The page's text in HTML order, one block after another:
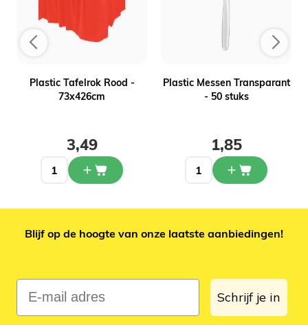
Plastic Tafelrok Rood -
73x426cm
3,49
Plastic Messen Transparant
- 50 stuks
1,85
Blijf op de hoogte van onze laatste aanbiedingen!
E-mail adres
Schrijf je in